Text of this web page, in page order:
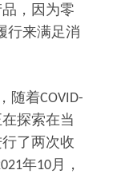
，因为零
行来满足消
随着COVID-
在探索在当
了两次收
年10 月，